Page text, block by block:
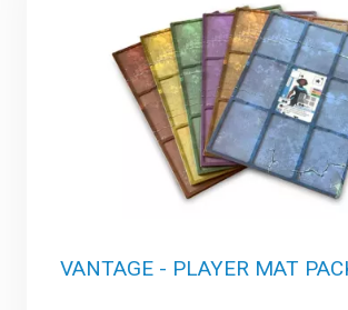
VANTAGE - PLAYER MAT